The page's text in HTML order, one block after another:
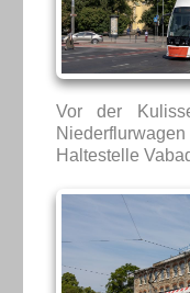
Vor der
Haltestelle